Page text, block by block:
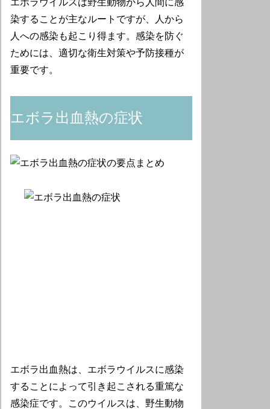
エボラウイルスは野生動物から人間に感
染することが主なルートですが、人から
人への感染も起こり得ます。感染を防ぐ
ためには、適切な衛生対策や予防接種が
重要です。
エボラ出血熱の症状
エボラ出血熱は、エボラウイルスに感染
することによって引き起こされる重篤な
感染症です。このウイルスは、野生動物